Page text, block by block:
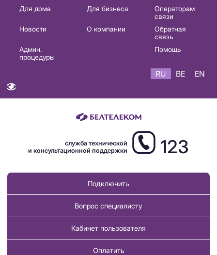
Основная
навигация
Для дома Для бизнеса
Операторам
связи
Новости
О компании
Обратная
связь
Админ.
процедуры
Помощь
RU BE EN
служба технической
и консультационной поддержки
123
Подключить
Вопрос специалисту
Кабинет пользователя
Оплатить